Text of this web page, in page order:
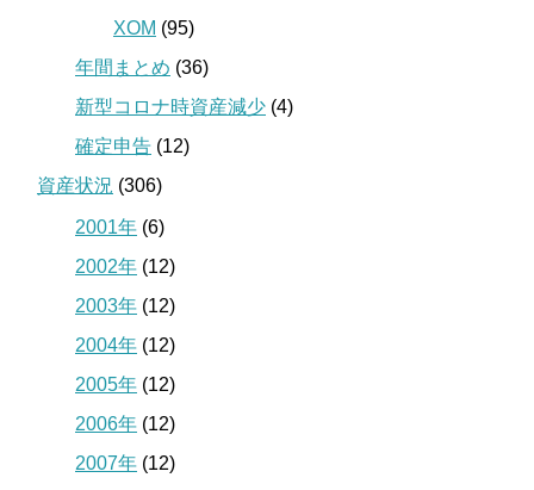
XOM (95)
年間まとめ (36)
新型コロナ時資産減少 (4)
確定申告 (12)
資産状況 (306)
2001年 (6)
2002年 (12)
2003年 (12)
2004年 (12)
2005年 (12)
2006年 (12)
2007年 (12)